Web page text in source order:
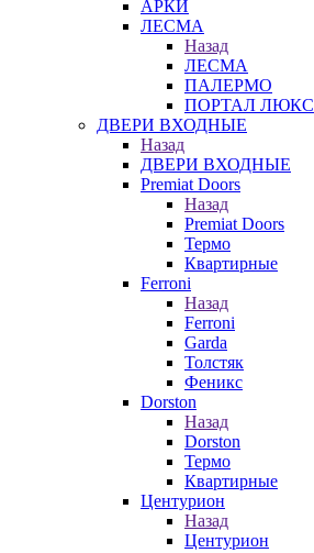
АРКИ
ЛЕСМА
Назад
ЛЕСМА
ПАЛЕРМО
ПОРТАЛ ЛЮКС
ДВЕРИ ВХОДНЫЕ
Назад
ДВЕРИ ВХОДНЫЕ
Premiat Doors
Назад
Premiat Doors
Термо
Квартирные
Ferroni
Назад
Ferroni
Garda
Толстяк
Феникс
Dorston
Назад
Dorston
Термо
Квартирные
Центурион
Назад
Центурион